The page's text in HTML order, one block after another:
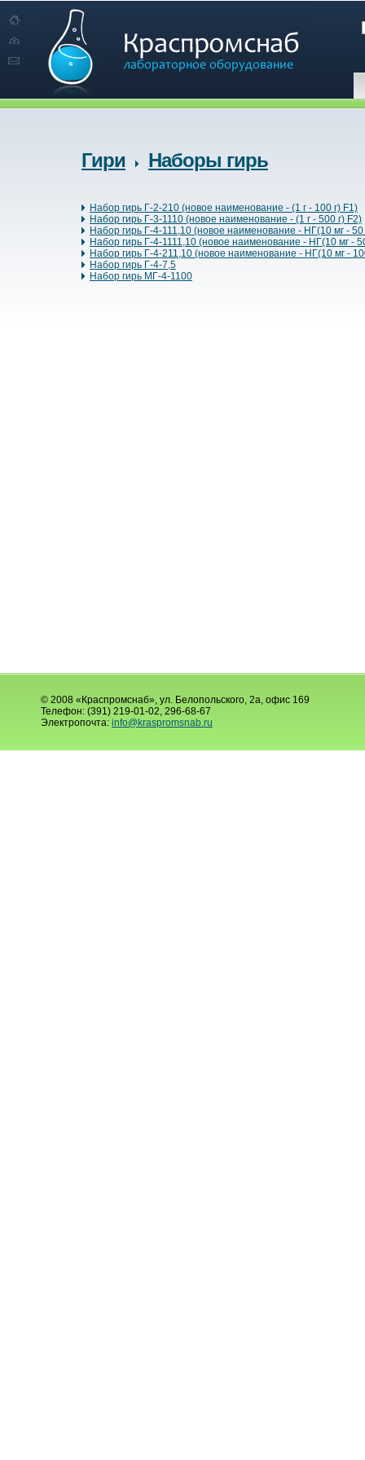
Гири Наборы гирь
Набор гирь Г-2-210 (новое наименование - (1 г - 100 г) F1)
Набор гирь Г-3-1110 (новое наименование - (1 г - 500 г) F2)
Набор гирь Г-4-111,10 (новое наименование - НГ(10 мг -
Набор гирь Г-4-1111,10 (новое наименование - НГ(10 мг -
Набор гирь Г-4-211,10 (новое наименование - НГ(10 мг -
Набор гирь Г-4-7,5
Набор гирь МГ-4-1100
© 2008 «Краспромснаб», ул. Белопольского, 2а, офис 169
Телефон: (391) 219-01-02, 296-68-67
Электропочта: info@kraspromsnab.ru